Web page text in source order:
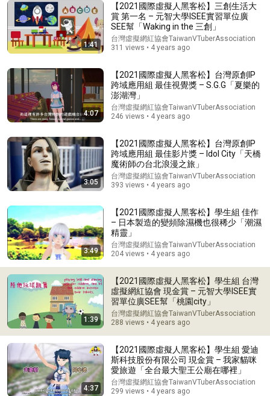
5 Jobs So Desperate For Workers They'll Hire You On the
Spot
Shane Hummus • 1.5M views
《喜单3》中式英语杀进美国脱口秀！华裔服务员不会英语，
靠口音把全场笑疯了！#喜剧之王单口季 #脱口秀 #搞笑 #喜
剧 #funny #综艺
笑翻天综艺社 and 叭叭一下
54:59
1:41
【2021國際虛擬人黑客松】三創生活大
賞 第一名 – 元智大學ISEE實習單位廣
SEE幫「Waking in the 三創」
台灣虛擬網紅協會TaiwanVTuberAssociation
311 views • 4 years ago
4:07
【2021國際虛擬人黑客松】台灣原創IP
跨域應用組 最佳視覺獎 – S.G.G「夏樂的
澎湖灣」
台灣虛擬網紅協會TaiwanVTuberAssociation
246 views • 4 years ago
3:05
【2021國際虛擬人黑客松】台灣原創IP
跨域應用組 最佳影片獎 – Idol City「天橋
魔術師の台北浪漫之旅」
台灣虛擬網紅協會TaiwanVTuberAssociation
393 views • 4 years ago
3:49
【2021國際虛擬人黑客松】學生組 佳作
– 日本製造的變頻除濕機也很稀少「潮濕
精靈」
台灣虛擬網紅協會TaiwanVTuberAssociation
204 views • 4 years ago
1:39
【2021國際虛擬人黑客松】學生組 台灣
虛擬網紅協會 現金賞 – 元智大學ISEE實
習單位廣SEE幫「桃園city」
台灣虛擬網紅協會TaiwanVTuberAssociation
288 views • 4 years ago
4:37
【2021國際虛擬人黑客松】學生組 愛迪
斯科技股份有限公司 現金賞 – 我家貓咪
愛旅遊「全台最大聖王公廟在哪裡」
台灣虛擬網紅協會TaiwanVTuberAssociation
299 views • 4 years ago